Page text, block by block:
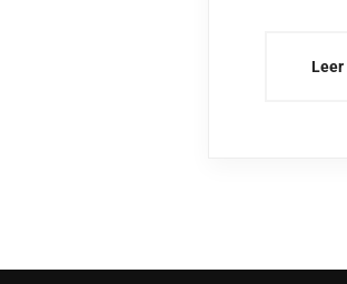
Leer